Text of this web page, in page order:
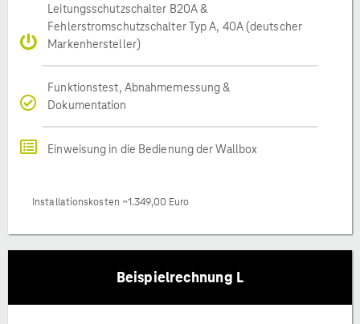
Leitungsschutzschalter B20A &
Fehlerstromschutzschalter Typ A, 40A (deutscher
Markenhersteller)
Funktionstest, Abnahmemessung &
Dokumentation
Einweisung in die Bedienung der Wallbox
Installationskosten ~1.349,00 Euro
Beispielrechnung L